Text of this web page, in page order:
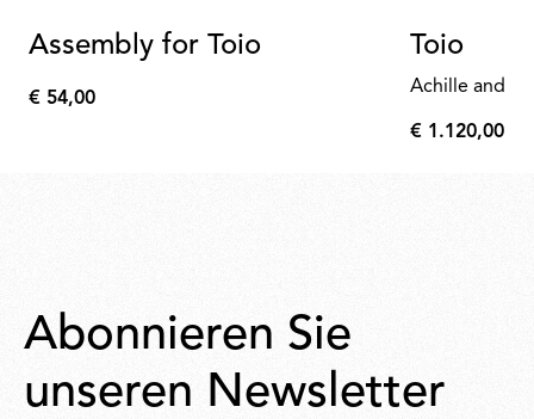
Assembly for Toio
€
€ 54,00
Toio
Achille and
€
€ 1.120,00
Abonnieren Sie
unseren Newsletter